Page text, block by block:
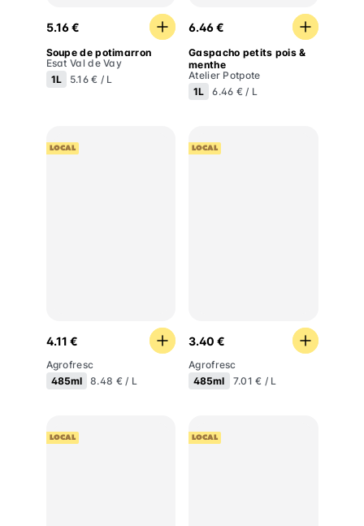
Soupe de potimarron
5.16 €
Soupe de potimarron
Esat Val de Vay
1L
5.16 € / L
Gaspacho petits pois &
6.46 €
Gaspacho petits pois &
menthe
Atelier Potpote
1L
6.46 € / L
LOCAL
4.11 €
Agrofresc
485ml
8.48 € / L
LOCAL
3.40 €
Agrofresc
485ml
7.01 € / L
LOCAL LOCAL